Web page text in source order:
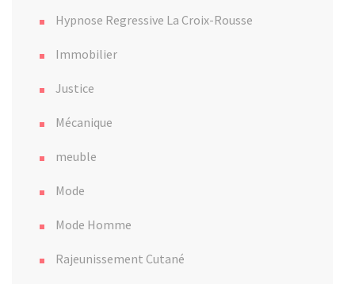
Hypnose Regressive La Croix-Rousse
Immobilier
Justice
Mécanique
meuble
Mode
Mode Homme
Rajeunissement Cutané